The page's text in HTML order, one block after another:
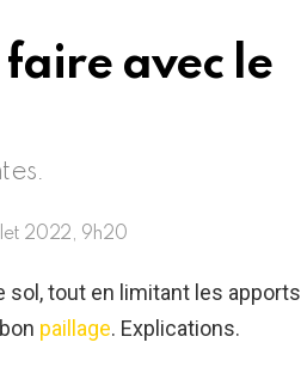
faire avec le
2022, 9h20
sol, tout en limitant les apports
paillage. Explications.